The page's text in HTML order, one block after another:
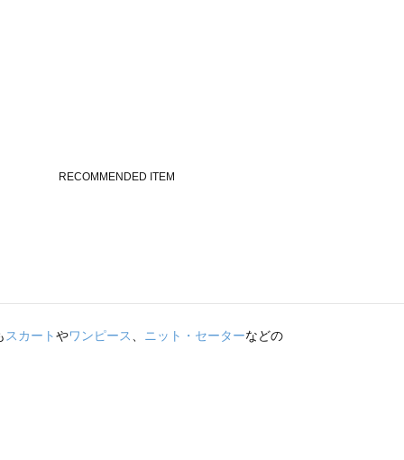
スカートやワンピース、 ニット・セーターなどの